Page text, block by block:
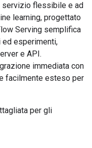
servizio flessibile e ad
learning, progettato
Serving semplifica
esperimenti,
e API.
immediata con
facilmente esteso per
per gli